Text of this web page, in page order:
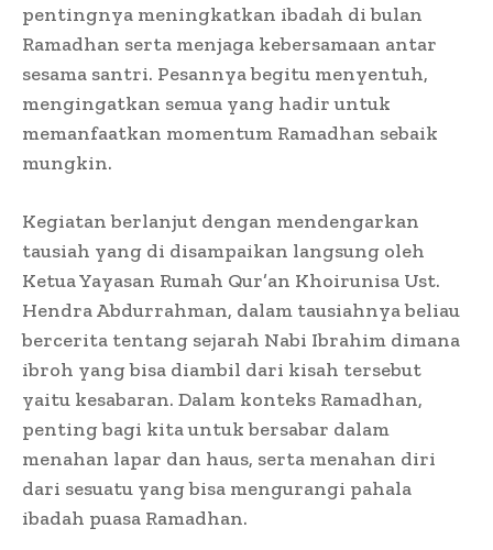
pentingnya meningkatkan ibadah di bulan
Ramadhan serta menjaga kebersamaan antar
sesama santri. Pesannya begitu menyentuh,
mengingatkan semua yang hadir untuk
memanfaatkan momentum Ramadhan sebaik
mungkin.
Kegiatan berlanjut dengan mendengarkan
tausiah yang di disampaikan langsung oleh
Ketua Yayasan Rumah Qur’an Khoirunisa Ust.
Hendra Abdurrahman, dalam tausiahnya beliau
bercerita tentang sejarah Nabi Ibrahim dimana
ibroh yang bisa diambil dari kisah tersebut
yaitu kesabaran. Dalam konteks Ramadhan,
penting bagi kita untuk bersabar dalam
menahan lapar dan haus, serta menahan diri
dari sesuatu yang bisa mengurangi pahala
ibadah puasa Ramadhan.